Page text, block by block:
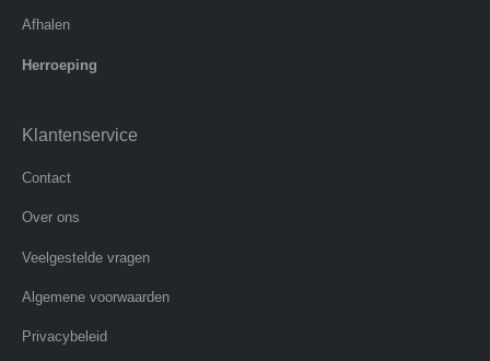
Afhalen
Herroeping
Klantenservice
Contact
Over ons
Veelgestelde vragen
Algemene voorwaarden
Privacybeleid